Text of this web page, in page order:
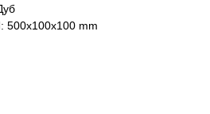
500x100x100 mm